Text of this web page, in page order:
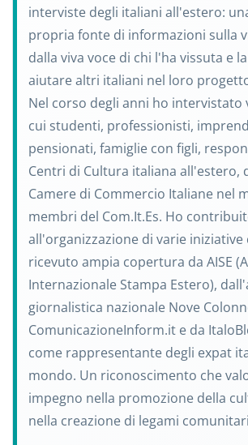
interviste degli italiani all'estero:
propria fonte di informazioni sulla
dalla viva voce di chi l'ha vissuta e
aiutare altri italiani nel loro
Nel corso degli anni ho
cui studenti, professionisti,
pensionati, famiglie con figli,
Centri di Cultura italiana all'estero,
Camere di Commercio Italiane nel
membri del Com.It.Es. Ho
all'organizzazione di varie iniziative
ricevuto ampia copertura da AISE
Internazionale Stampa Estero),
giornalistica nazionale Nove
ComunicazioneInform.it e da
come rappresentante degli expat
mondo. Un riconoscimento che
impegno nella promozione della
nella creazione di legami